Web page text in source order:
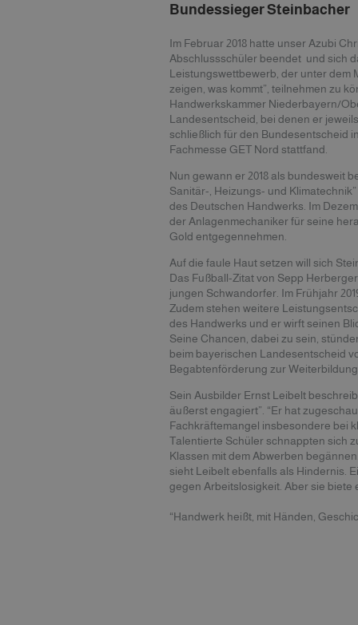
Bundessieger Steinbacher
Im Februar 2018 hatte unser Azubi
Abschlussschüler beendet und sich
Leistungswettbewerb, der unter dem
zeigen, was kommt”, teilnehmen zu
Handwerkskammer Niederbayern/
Landesentscheid, bei denen er
schließlich für den Bundesentscheid
Fachmesse GET Nord stattfand.
Nun gewann er 2018 als bundesweit
Sanitär-, Heizungs- und
des Deutschen Handwerks. Im
der Anlagenmechaniker für seine
Gold entgegennehmen.
Auf die faule Haut setzen will sich
Das Fußball-Zitat von Sepp
jungen Schwandorfer. Im Frühjahr
Zudem stehen weitere
des Handwerks und er wirft seinen
Seine Chancen, dabei zu sein,
beim bayerischen Landesentscheid
Begabtenförderung zur
Sein Ausbilder Ernst Leibelt
äußerst engagiert”. “Er hat
Fachkräftemangel insbesondere bei
Talentierte Schüler schnappten sich
Klassen mit dem Abwerben
sieht Leibelt ebenfalls als Hindernis.
gegen Arbeitslosigkeit. Aber sie biete
“Handwerk heißt, mit Händen,